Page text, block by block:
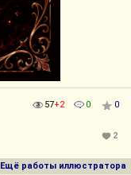
57+2 0 0
2
Ещё работы иллюстратора